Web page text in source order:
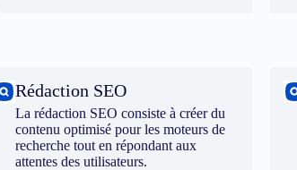
Rédaction SEO
La rédaction SEO consiste à créer du
contenu optimisé pour les moteurs de
recherche tout en répondant aux
attentes des utilisateurs.